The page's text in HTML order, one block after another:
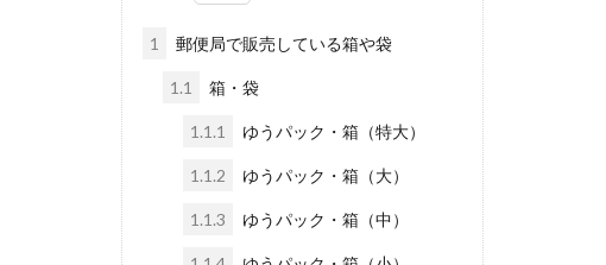
1 郵便局で販売している箱や袋
1.1 箱・袋
1.1.1 ゆうパック・箱（特大）
1.1.2 ゆうパック・箱（大）
1.1.3 ゆうパック・箱（中）